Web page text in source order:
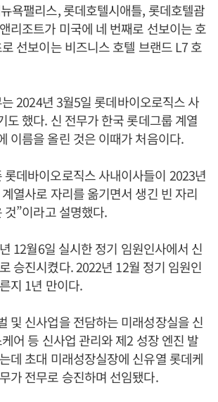
욕팰리스, 롯데호텔시애틀, 롯데호텔괌
리조트가 미국에 네 번째로 선보이는 호
선보이는 비즈니스 호텔 브랜드 L7 호
2024년 3월5일 롯데바이오로직스 사
도 했다. 신 전무가 한국 롯데그룹 계열
이름을 올린 것은 이때가 처음이다.
롯데바이오로직스 사내이사들이 2023년
열사로 자리를 옮기면서 생긴 빈 자리
것”이라고 설명했다.
12월6일 실시한 정기 임원인사에서 신
승진시켰다. 2022년 12월 정기 임원인
지 1년 만이다.
및 신사업을 전담하는 미래성장실을 신
어 등 신사업 관리와 제2 성장 엔진 발
데 초대 미래성장실장에 신유열 롯데케
가 전무로 승진하며 선임됐다.